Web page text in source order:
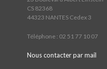
CS 82368
44323 NANTES Cedex 3
Téléphone : 02 51 77 10 07
Nous contacter par mail